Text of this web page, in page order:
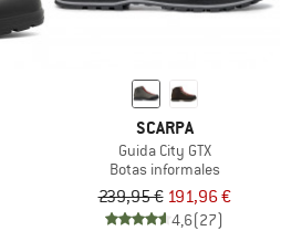
SCARPA
Guida City GTX
Botas informales
239,95 € 191,96 €
4,6(27)